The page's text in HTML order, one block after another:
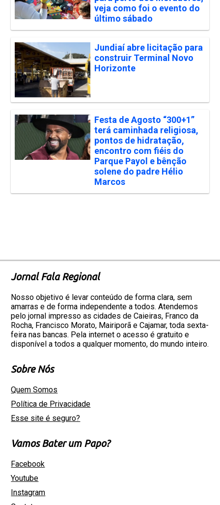
veja como foi o evento do
último sábado
Jundiaí abre licitação para
construir Terminal Novo
Horizonte
Festa de Agosto “300+1”
terá caminhada religiosa,
pontos de hidratação,
encontro com fiéis do
Parque Payol e bênção
solene do padre Hélio
Marcos
Jornal Fala Regional
Nosso objetivo é levar conteúdo de forma clara, sem
amarras e de forma independente a todos. Atendemos
pelo jornal impresso as cidades de Caieiras, Franco da
Rocha, Francisco Morato, Mairiporã e Cajamar, toda sexta-
feira nas bancas. Pela internet o acesso é gratuito e
disponível a todos a qualquer momento, do mundo inteiro.
Sobre Nós
Quem Somos
Política de Privacidade
Esse site é seguro?
Vamos Bater um Papo?
Facebook
Youtube
Instagram